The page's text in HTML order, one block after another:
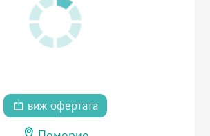
виж офертата